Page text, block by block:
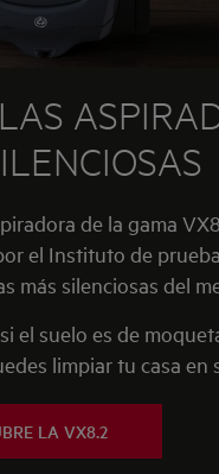
de la gama
el Instituto de
más silenciosas del
el suelo es de
limpiar tu casa en
LA VX8.2